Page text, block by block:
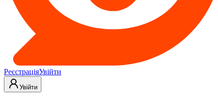
РеєстраціяУвійти
Увійти